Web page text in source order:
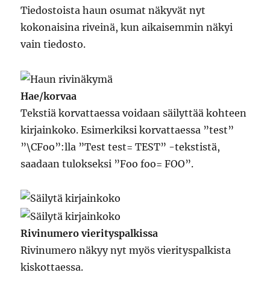
Tiedostoista haun osumat näkyvät nyt
kokonaisina riveinä, kun aikaisemmin näkyi
vain tiedosto.
Hae/korvaa
Tekstiä korvattaessa voidaan säilyttää kohteen
kirjainkoko. Esimerkiksi korvattaessa ”test”
”\CFoo”:lla ”Test test= TEST” -tekstistä,
saadaan tulokseksi ”Foo foo= FOO”.
Rivinumero vierityspalkissa
Rivinumero näkyy nyt myös vierityspalkista
kiskottaessa.